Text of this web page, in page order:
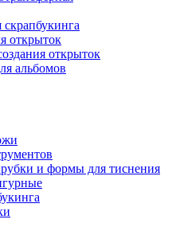
открыток
открыток
альбомов
и формы для тиснения